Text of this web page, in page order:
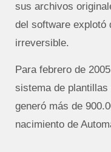
sus archivos
del software explotó
irreversible.
Para febrero de
sistema de
generó más de
nacimiento de